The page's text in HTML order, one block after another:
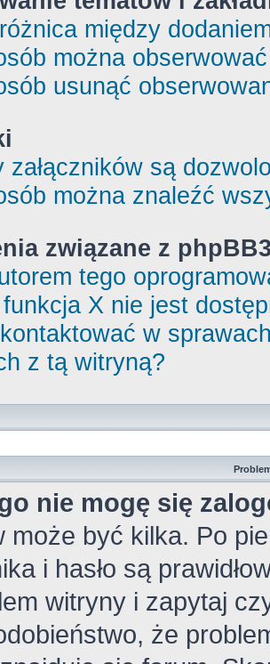
między
można
usunąć
załączników są
można znaleźć
związane z
tego
X nie jest
w
z tą witryną?
nie mogę się
może być kilka. Po
i hasło są
witryny i zapytaj
że